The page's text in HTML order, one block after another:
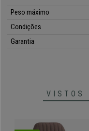
Peso máximo
Condições
Garantia
VISTOS